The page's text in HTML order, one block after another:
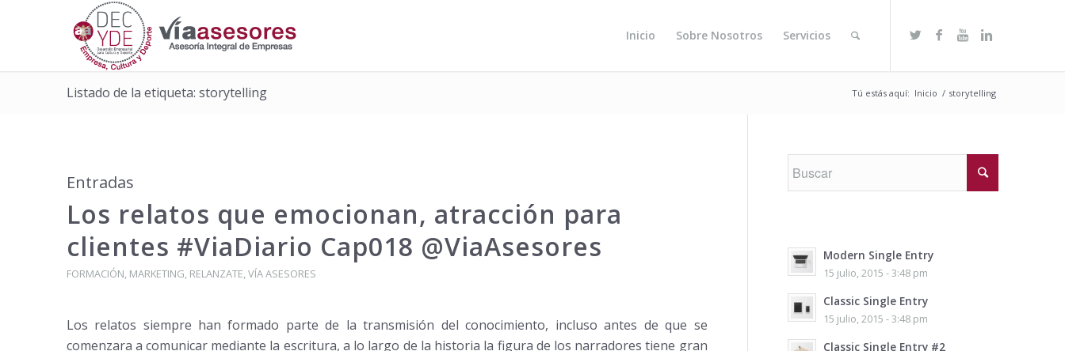
Inicio Sobre Nosotros Servicios
Listado de la etiqueta: storytelling Tú estás aquí: Inicio / storytelling
Entradas
Los relatos que emocionan, atracción para
clientes #ViaDiario Cap018 @ViaAsesores
FORMACIÓN, MARKETING, RELANZATE,VÍA ASESORES
Los relatos siempre han formado parte de la transmisión del conocimiento, incluso antes de que se
comenzara a comunicar mediante la escritura, a lo largo de la historia la figura de los narradores tiene gran
Modern Single Entry
15 julio, 2015 - 3:48 pm
Classic Single Entry
15 julio, 2015 - 3:48 pm
Classic Single Entry #2